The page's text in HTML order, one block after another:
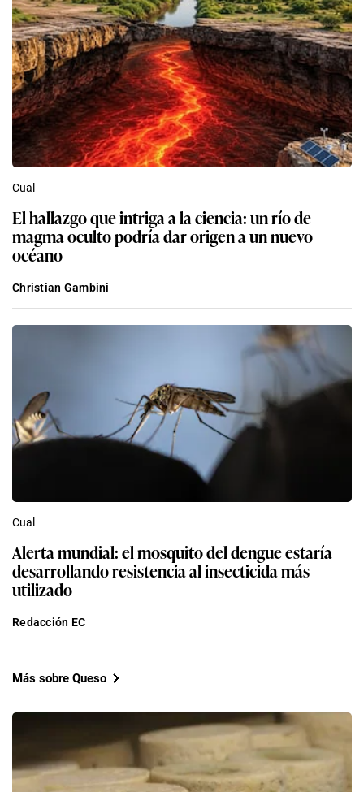
Cual
El hallazgo que intriga a la ciencia: un río de
magma oculto podría dar origen a un nuevo
océano
Christian Gambini
Cual
Alerta mundial: el mosquito del dengue estaría
desarrollando resistencia al insecticida más
utilizado
Redacción EC
Más sobre Queso